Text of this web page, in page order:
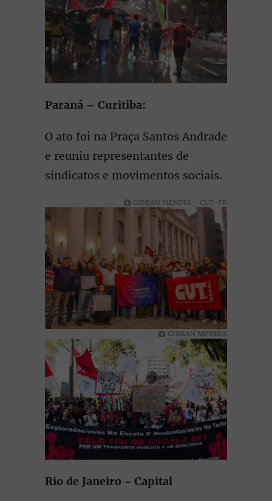
Paraná – Curitiba:
O ato foi na Praça Santos Andrade
e reuniu representantes de
sindicatos e movimentos sociais.
GIBRAN MENDES - CUT-PR
GIBRAN MENDES
Rio de Janeiro - Capital